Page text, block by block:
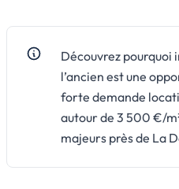
Découvrez pourquoi
l’ancien est une
forte demande
autour de 3 500 €/
majeurs près de La